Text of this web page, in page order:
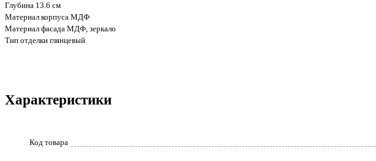
Глубина 13.6 см
Материал корпуса МДФ
Материал фасада МДФ, зеркало
Тип отделки глянцевый
Характеристики
Код товара